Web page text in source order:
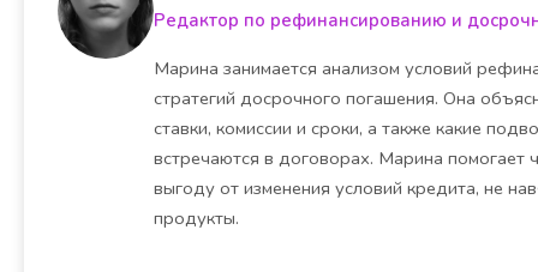
Редактор по рефинансированию и
Марина занимается анализом условий
стратегий досрочного погашения. Она
ставки, комиссии и сроки, а также какие
встречаются в договорах. Марина помогает
выгоду от изменения условий кредита, не
продукты.